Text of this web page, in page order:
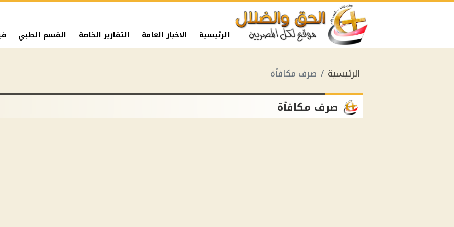
الرئيسية الاخبار العامة التقارير الخاصة القسم الطبي
الرئيسية صرف مكافأة
صرف مكافأة